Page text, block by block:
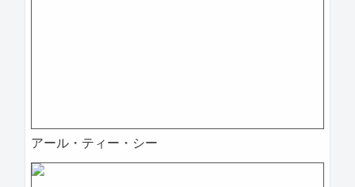
アール・ティー・シー